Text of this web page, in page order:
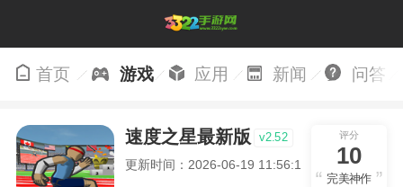
首页 游戏 应用 新闻 问答
速度之星最新版 v2.52
更新时间：2026-06-19 11:56:19
评分
10
完美神作